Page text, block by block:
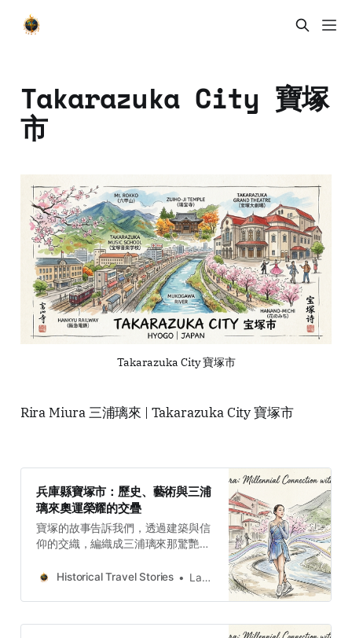
Takarazuka City 寶塚
市
Takarazuka City 寶塚市
Rira Miura 三浦璃來 | Takarazuka City 寶塚市
兵庫縣寶塚市：歷史、藝術與三浦
璃來奧運榮耀的交疊
寶塚的故事告訴我們，透過建築與信
仰的交織，編織成三浦璃來那驚艷世
透過對古代權力的翻轉、對失敗試驗
傳統信仰的藝術化，層層堆疊而成的
當代史詩。
Historical Travel Stories Lawrence